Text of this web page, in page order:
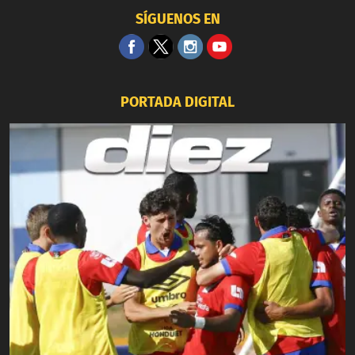
SÍGUENOS EN
PORTADA DIGITAL